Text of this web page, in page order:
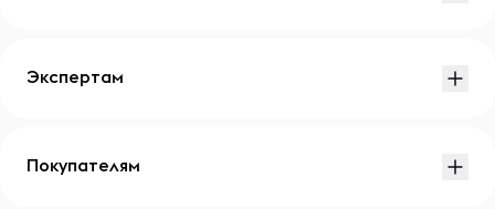
Экспертам
Покупателям